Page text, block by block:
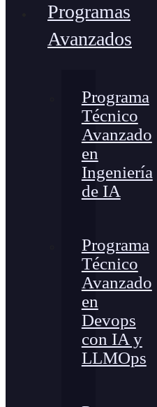
Programas
Avanzados
Programa
Técnico
Avanzado
en
Ingeniería
de IA
Programa
Técnico
Avanzado
en
Devops
con IA y
LLMOps